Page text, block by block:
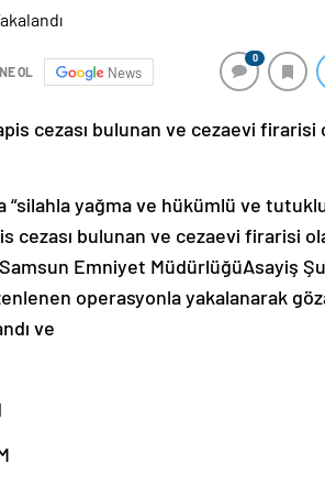
OL News
0
cezası bulunan ve cezaevi
“silahla yağma ve hükümlü ve
cezası bulunan ve cezaevi firarisi
Emniyet MüdürlüğüAsayiş
operasyonla yakalanarak
ve